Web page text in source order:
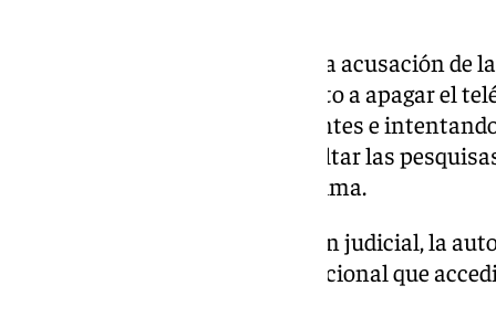
Esta persona, sorprendida por la acusación de
llegando en ese mismo momento a apagar el
mostrar las imágenes a los agentes e
la labor policial, así como dificultar las
hechos denunciados por la víctima.
Una vez fue puesto a disposición judicial, la
libertad y ordenó a la Policía Nacional que